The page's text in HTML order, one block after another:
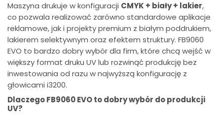
Maszyna drukuje w konfiguracji CMYK + biały + lakier,
co pozwala realizować zarówno standardowe aplikacje
reklamowe, jak i projekty premium z białym poddrukiem,
lakierem selektywnym oraz efektem struktury. FB9060
EVO to bardzo dobry wybór dla firm, które chcą wejść w
większy format druku UV lub rozwinąć produkcję bez
inwestowania od razu w najwyższą konfigurację z
głowicami i3200.
Dlaczego FB9060 EVO to dobry wybór do produkcji
UV?